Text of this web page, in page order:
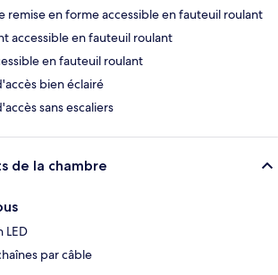
remise en forme accessible en fauteuil roulant
accessible en fauteuil roulant
en fauteuil roulant
bien éclairé
sans escaliers
de la chambre
LED
par câble